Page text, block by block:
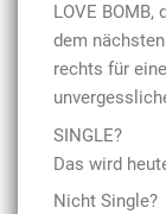
LOVE
dem
rechts für
SINGLE?
Das wird
Nicht Single?